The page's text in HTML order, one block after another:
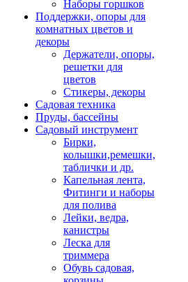
Наборы горшков
Поддержки, опоры для
комнатных цветов и
декоры
Держатели, опоры,
решетки для
цветов
Стикеры, декоры
Садовая техника
Пруды, бассейны
Садовый инструмент
Бирки,
колышки,ремешки,
таблички и др.
Капельная лента,
Фитинги и наборы
для полива
Лейки, ведра,
канистры
Леска для
триммера
Обувь садовая,